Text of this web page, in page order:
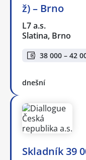
ž) – Brno
L7 a.s.
Slatina, Brno
38 000 – 42
dnešní
Skladník 39